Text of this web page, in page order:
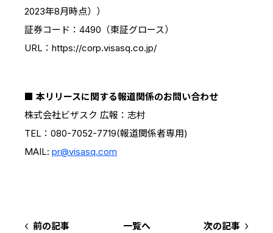
2023年8月時点））
証券コード：4490（東証グロース）
URL：https://corp.visasq.co.jp/
■ 本リリースに関する報道関係のお問い合わせ
株式会社ビザスク 広報：志村
TEL：080-7052-7719(報道関係者専用)
MAIL: pr@visasq.com
前の記事 一覧へ 次の記事